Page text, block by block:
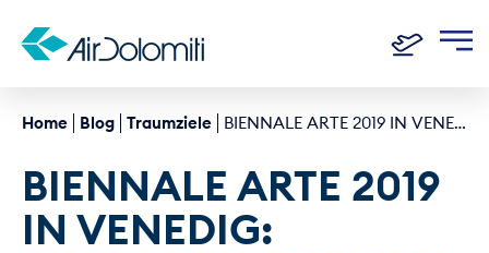
Home Blog Traumziele BIENNALE ARTE 2019 IN VENEDIG: PAVILLONS, DIE MAN UNBEDINGT GESEHEN HABEN SOLLTE
BIENNALE ARTE 2019
IN VENEDIG: